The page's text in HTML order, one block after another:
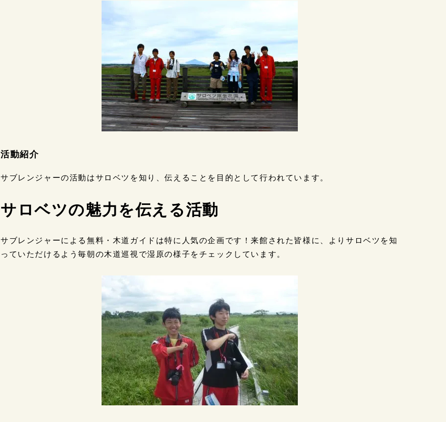
活動紹介
サブレンジャーの活動はサロベツを知り、伝えることを目的として行われています。
サロベツの魅力を伝える活動
サブレンジャーによる無料・木道ガイドは特に人気の企画です！来館された皆様に、よりサロベツを知
っていただけるよう毎朝の木道巡視で湿原の様子をチェックしています。